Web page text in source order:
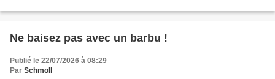
Ne baisez pas avec un barbu !
Publié le 22/07/2026 à 08:29
Par Schmoll